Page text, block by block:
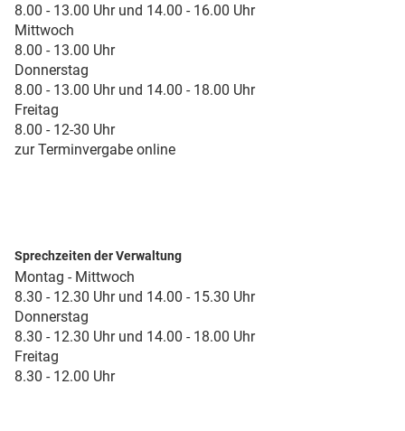
8.00 - 13.00 Uhr und 14.00 - 16.00 Uhr
Mittwoch
8.00 - 13.00 Uhr
Donnerstag
8.00 - 13.00 Uhr und 14.00 - 18.00 Uhr
Freitag
8.00 - 12-30 Uhr
zur Terminvergabe online
Sprechzeiten der Verwaltung
Montag - Mittwoch
8.30 - 12.30 Uhr und 14.00 - 15.30 Uhr
Donnerstag
8.30 - 12.30 Uhr und 14.00 - 18.00 Uhr
Freitag
8.30 - 12.00 Uhr